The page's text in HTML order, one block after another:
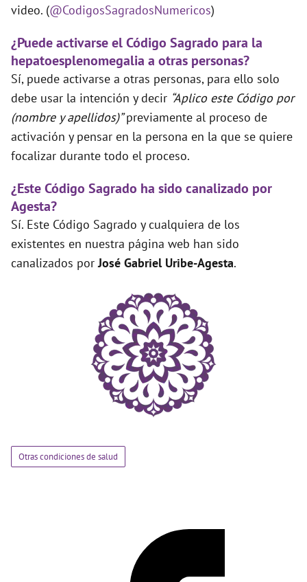
video. (@CodigosSagradosNumericos)
¿Puede activarse el Código Sagrado para la
hepatoesplenomegalia a otras personas?
Sí, puede activarse a otras personas, para ello solo
debe usar la intención y decir “Aplico este Código por
(nombre y apellidos)”previamente al proceso de
activación y pensar en la persona en la que se quiere
focalizar durante todo el proceso.
¿Este Código Sagrado ha sido canalizado por
Agesta?
Sí. Este Código Sagrado y cualquiera de los
existentes en nuestra página web han sido
canalizados porJosé Gabriel Uribe-Agesta.
Otras condiciones de salud